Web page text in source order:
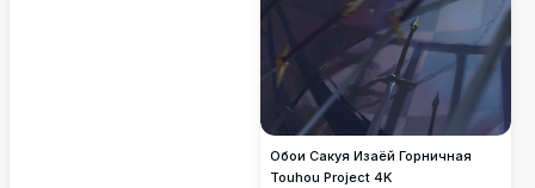
Обои Сакуя Изаёй Горничная
Touhou Project 4K